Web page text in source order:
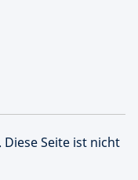
Seite ist nicht